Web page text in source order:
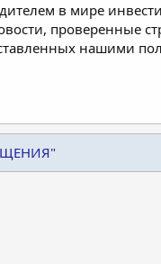
в мире
проверенные
нашими